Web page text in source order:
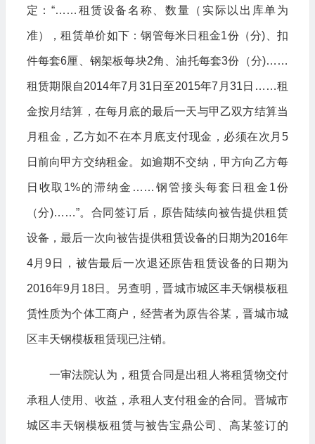
定：“……租赁设备名称、数量（实际以出库单为
准），租赁单价如下：钢管每米日租金1份（分)、扣
件每套6厘、钢架板每块2角、油托每套3份（分)……
租赁期限自2014年7月31日至2015年7月31日……租
金按月结算，在每月底的最后一天与甲乙双方结算当
月租金，乙方如不在本月底支付现金，必须在次月5
日前向甲方交纳租金。如逾期不交纳，甲方向乙方每
日收取1%的滞纳金……钢管接头每套日租金1份
（分)……”。合同签订后，原告陆续向被告提供租赁
设备，最后一次向被告提供租赁设备的日期为2016年
4月9日，被告最后一次退还原告租赁设备的日期为
2016年9月18日。另查明，晋城市城区丰天钢模板租
赁性质为个体工商户，经营者为原告谷某，晋城市城
区丰天钢模板租赁现已注销。
一审法院认为，租赁合同是出租人将租赁物交付
承租人使用、收益，承租人支付租金的合同。晋城市
城区丰天钢模板租赁与被告宝鼎公司、高某签订的